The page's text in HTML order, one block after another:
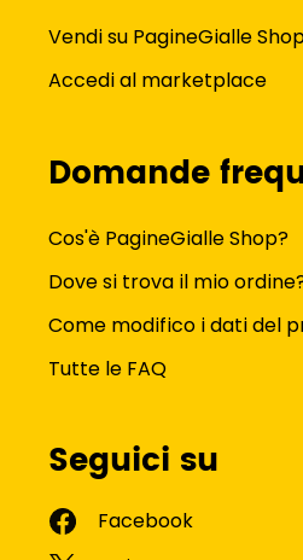
Vendi su PagineGialle
Accedi al marketplace
Domande
Cos'è PagineGialle Shop?
Dove si trova il mio
Come modifico i dati del
Tutte le FAQ
Seguici su